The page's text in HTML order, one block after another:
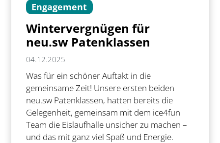
Engagement
Wintervergnügen für
neu.sw Patenklassen
04.12.2025
Was für ein schöner Auftakt in die
gemeinsame Zeit! Unsere ersten beiden
neu.sw Patenklassen, hatten bereits die
Gelegenheit, gemeinsam mit dem ice4fun
Team die Eislaufhalle unsicher zu machen –
und das mit ganz viel Spaß und Energie.